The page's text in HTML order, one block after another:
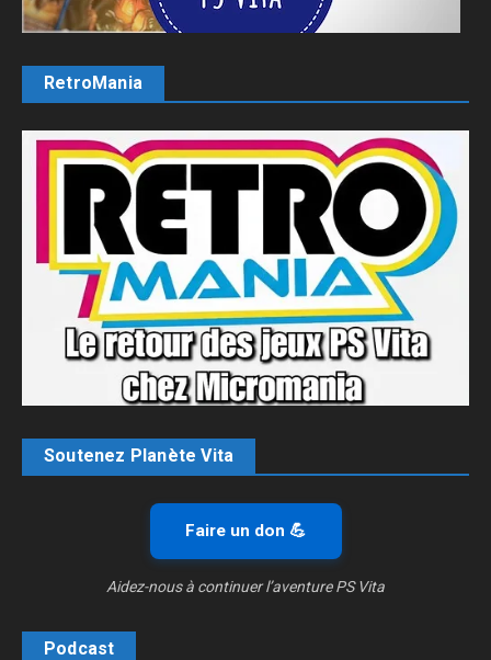
RetroMania
Soutenez Planète Vita
Faire un don 💪
Aidez-nous à continuer l’aventure PS Vita
Podcast